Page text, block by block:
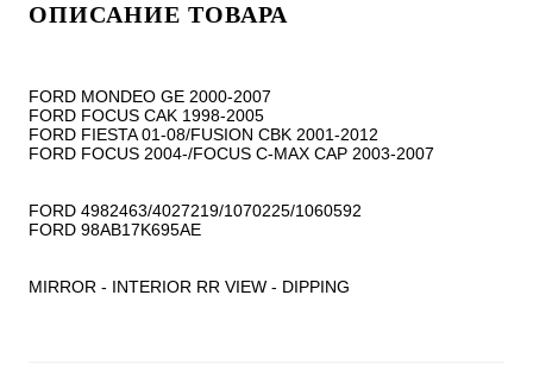
ОПИСАНИЕ ТОВАРА
FORD MONDEO GE 2000-2007
FORD FOCUS CAK 1998-2005
FORD FIESTA 01-08/FUSION CBK 2001-2012
FORD FOCUS 2004-/FOCUS C-MAX CAP 2003-2007
FORD 4982463/4027219/1070225/1060592
FORD 98AB17K695AE
MIRROR - INTERIOR RR VIEW - DIPPING